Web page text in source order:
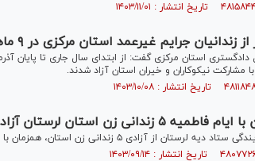
مشارکت نیکوکاران و خیران استان آزاد شدند.
۵ زندانی زن استان لرستان آزاد شدند
از آزادی ۵ زندانی زن استان، همزمان با ایام فاطمیه و به همت ستاد دیه استان خبر داد.